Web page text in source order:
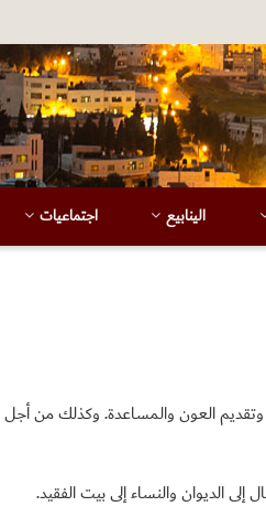
الينابيع اجتماعيات
العون والمساعدة. وكذلك من
الديوان والنساء إلى بيت الفقيد.